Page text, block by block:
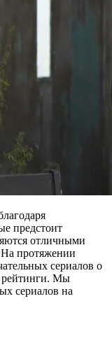
предстоит
отличными
На протяжении
сериалов о
рейтинги. Мы
сериалов на